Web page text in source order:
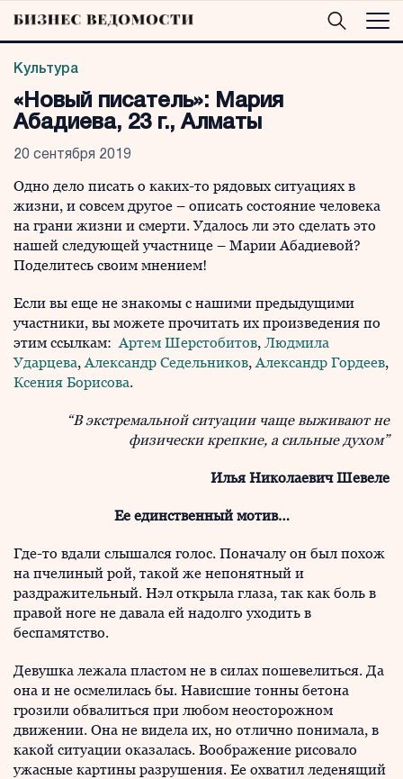
Культура
«Новый писатель»: Мария
Абадиева, 23 г., Алматы
20 сентября 2019
Одно дело писать о каких-то рядовых ситуациях в
жизни, и совсем другое – описать состояние человека
на грани жизни и смерти. Удалось ли это сделать это
нашей следующей участнице – Марии Абадиевой?
Поделитесь своим мнением!
Если вы еще не знакомы с нашими предыдущими
участники, вы можете прочитать их произведения по
этим ссылкам:Артем Шерстобитов, Людмила
Ударцева,Александр Седельников,Александр Гордеев,
Ксения Борисова.
“В экстремальной ситуации чаще выживают не
физически крепкие, а сильные духом”
Илья Николаевич Шевеле
Ее единственный мотив…
Где-то вдали слышался голос. Поначалу он был похож
на пчелиный рой, такой же непонятный и
раздражительный. Нэл открыла глаза, так как боль в
правой ноге не давала ей надолго уходить в
беспамятство.
Девушка лежала пластом не в силах пошевелиться. Да
она и не осмелилась бы. Нависшие тонны бетона
грозили обвалиться при любом неосторожном
движении. Она не видела их, но отлично понимала, в
какой ситуации оказалась. Воображение рисовало
ужасные картины разрушения. Ее охватил леденящий